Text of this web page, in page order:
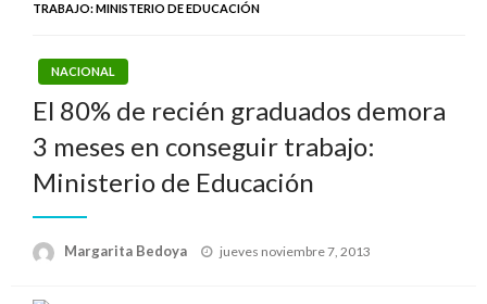
TRABAJO: MINISTERIO DE EDUCACIÓN
NACIONAL
El 80% de recién graduados demora
3 meses en conseguir trabajo:
Ministerio de Educación
Margarita Bedoya
Publicado
jueves noviembre 7, 2013